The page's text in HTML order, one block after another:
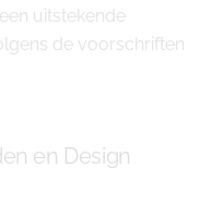
uitstekende
de voorschriften
en Design